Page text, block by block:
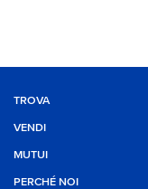
TROVA
VENDI
MUTUI
PERCHÉ NOI